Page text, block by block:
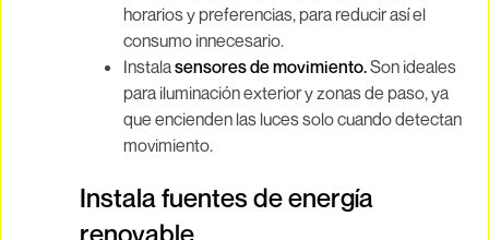
horarios y preferencias, para reducir así el
consumo innecesario.
Instalasensores de movimiento.Son ideales
para iluminación exterior y zonas de paso, ya
que encienden las luces solo cuando detectan
movimiento.
Instala fuentes de energía
renovable